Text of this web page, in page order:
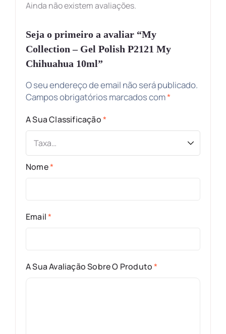
Ainda não existem avaliações.
Seja o primeiro a avaliar “My
Collection – Gel Polish P2121 My
Chihuahua 10ml”
O seu endereço de email não será publicado.
Campos obrigatórios marcados com*
A Sua Classificação*
A Sua Avaliação Sobre O Produto*
Nome*
Email*